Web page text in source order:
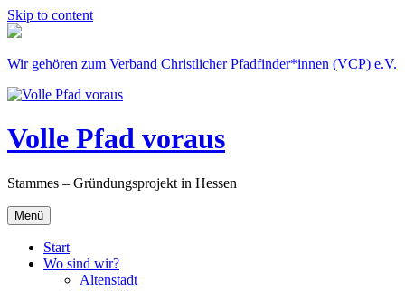
Skip to content
Wir gehören zum Verband Christlicher Pfadfinder*innen (VCP) e.V.
Volle Pfad voraus
Stammes – Gründungsprojekt in Hessen
Menü
Start
Wo sind wir?
Altenstadt